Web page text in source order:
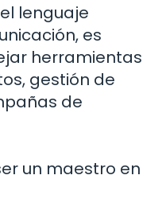
lenguaje
es
herramientas
gestión de
de
un maestro en